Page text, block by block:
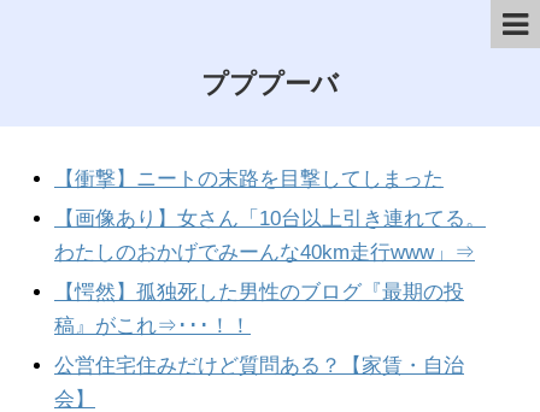
プププーバ
【衝撃】ニートの末路を目撃してしまった
【画像あり】女さん「10台以上引き連れてる。
わたしのおかげでみーんな40km走行www」⇒
【愕然】孤独死した男性のブログ『最期の投
稿』がこれ⇒･･･！！
公営住宅住みだけど質問ある？【家賃・自治
会】